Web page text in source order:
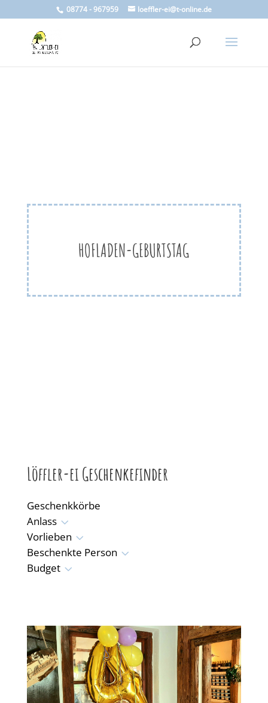
08774 - 967959 loeffler-ei@t-online.de
HOFLADEN-GEBURTSTAG
Löffler-ei Geschenkefinder
Geschenkkörbe
Anlass3
Vorlieben 3
Beschenkte Person 3
Budget3